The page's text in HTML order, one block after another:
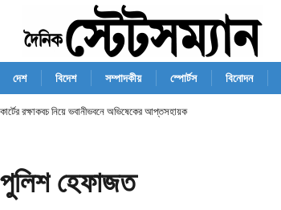
দেশ বিদেশ সম্পাদকীয় স্পোর্টস বিনোদন
রক্ষাকবচ নিয়ে ভবানীভবনে অভিষেকের আপ্তসহায়ক
পুলিশ হেফাজত